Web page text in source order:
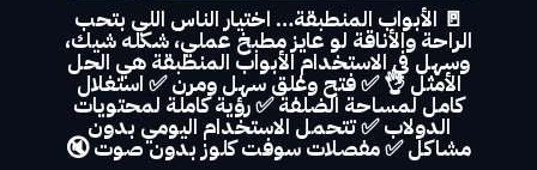
🚪 الأبواب المنطبقة… اختيار الناس اللي بتحب
الراحة والأناقة لو عايز مطبخ عملي، شكله شيك،
وسهل في الاستخدام الأبواب المنطبقة هي الحل
الأمثل 👌 ✅ فتح وغلق سهل ومرن ✅ استغلال
كامل لمساحة الضلفة ✅ رؤية كاملة لمحتويات
الدولاب ✅ تتحمل الاستخدام اليومي بدون
مشاكل ✅ مفصلات سوفت كلوز بدون صوت 🔇